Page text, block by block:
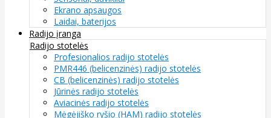
Ekrano apsaugos
Laidai, baterijos
Radijo įranga
Radijo stotelės
Profesionalios radijo stotelės
PMR446 (belicenzinės) radijo stotelės
CB (belicenzinės) radijo stotelės
Jūrinės radijo stotelės
Aviacinės radijo stotelės
Mėgėjiško ryšio (HAM) radijo stotelės